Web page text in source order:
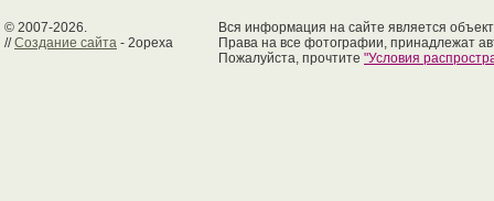
© 2007-2026.
//Создание сайта - 2opexa
Вся информация на сайте является
Права на все фотографии, принадлежат
Пожалуйста, прочтите "Условия